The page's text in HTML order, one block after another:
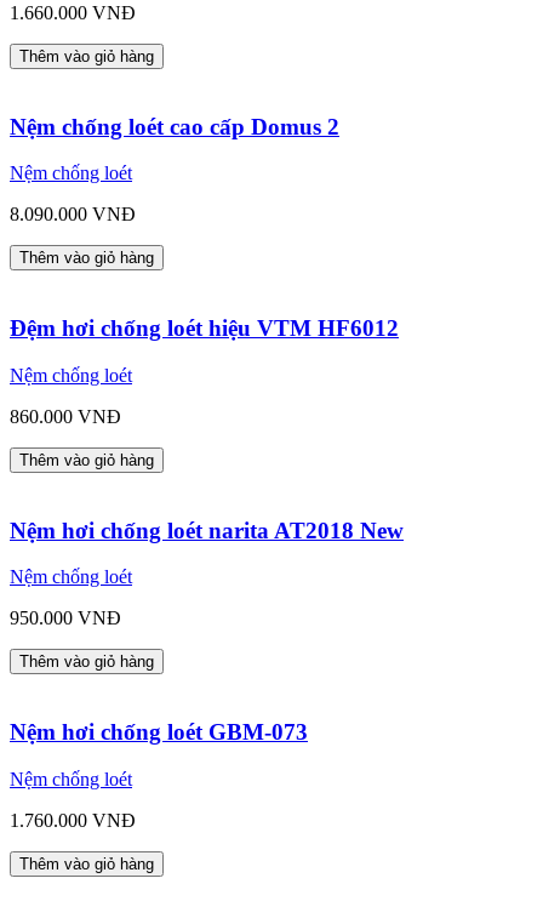
1.660.000 VNĐ
Thêm vào giỏ hàng
Nệm chống loét cao cấp Domus 2
Nệm chống loét
8.090.000 VNĐ
Thêm vào giỏ hàng
Đệm hơi chống loét hiệu VTM HF6012
Nệm chống loét
860.000 VNĐ
Thêm vào giỏ hàng
Nệm hơi chống loét narita AT2018 New
Nệm chống loét
950.000 VNĐ
Thêm vào giỏ hàng
Nệm hơi chống loét GBM-073
Nệm chống loét
1.760.000 VNĐ
Thêm vào giỏ hàng